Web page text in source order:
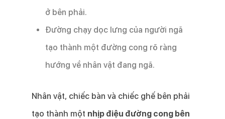
ở bên phải.
Đường chạy dọc lưng của người ngã
tạo thành một đường cong rõ ràng
hướng về nhân vật đang ngã.
Nhân vật, chiếc bàn và chiếc ghế bên phải
tạo thành một nhịp điệu đường cong bên